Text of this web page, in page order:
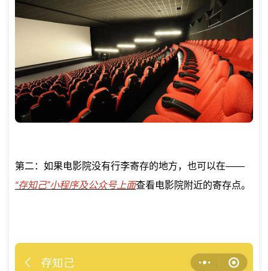
第二：如果电影院没有行李寄存的地方，也可以在——
“存知己”小程序及公众号上面查看电影院附近的寄存点。